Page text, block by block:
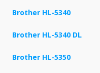
Brother HL-5340
Brother HL-5340 DL
Brother HL-5350